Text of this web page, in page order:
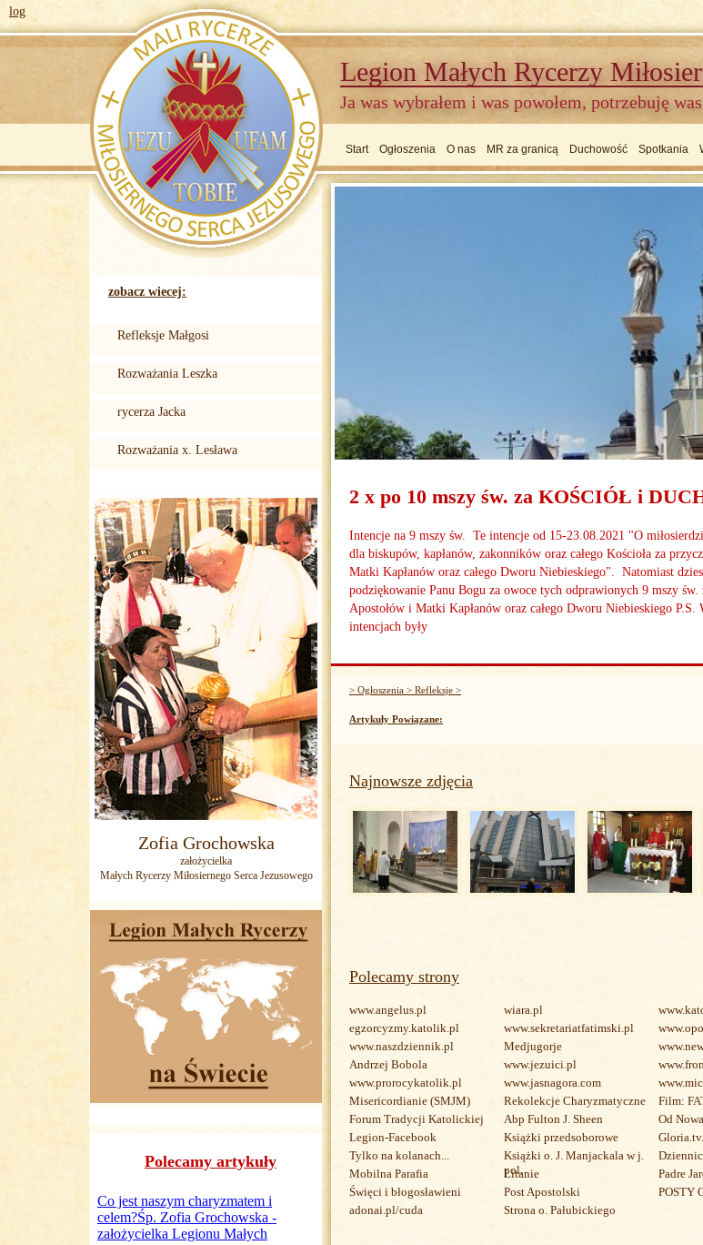
log
zobacz wiecej:
Refleksje Małgosi
Rozważania Leszka
rycerza Jacka
Rozważania x. Lesława
Zofia Grochowska
założycielka
Małych Rycerzy Miłosiernego Serca Jezusowego
Polecamy artykuły
Legion Małych Rycerzy
Ja was wybrałem i was powołem, potrzebuję
Start Ogłoszenia O nas MR za granicą Duchowość Spotkania
2 x po 10 mszy św. za KOŚCIÓŁ i
Intencje na 9 mszy św. Te intencje od 15-23.08.2021 "O
dla biskupów, kapłanów, zakonników oraz całego Kościoła za
Matki Kapłanów oraz całego Dworu Niebieskiego". Natomiast
podziękowanie Panu Bogu za owoce tych odprawionych 9 mszy
Apostołów i Matki Kapłanów oraz całego Dworu Niebieskiego
intencjach były
> Ogłoszenia > Refleksje >
Artykuły Powiązane:
Najnowsze zdjęcia
Polecamy strony
www.angelus.pl wiara.pl
egzorcyzmy.katolik.pl
www.sekretariatfatimski.pl
www.naszdziennik.pl
Medjugorje
Andrzej Bobola
www.jezuici.pl
www.prorocykatolik.pl
www.jasnagora.com
Misericordianie (SMJM)
Rekolekcje Charyzmatyczne Film:
Forum Tradycji Katolickiej
Abp Fulton J. Sheen Od
Legion-Facebook
Książki przedsoborowe
Tylko na kolanach...
Książki o. J. Manjackala w j.
pol.
Mobilna Parafia Litanie Padre
Święci i błogosławieni
Post Apostolski POSTY
adonai.pl/cuda
Strona o. Pałubickiego